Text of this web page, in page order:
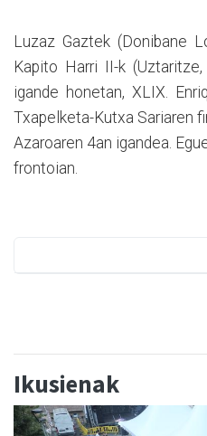
Luzaz Gaztek (Donibane
Kapito Harri II-k
igande honetan, XLIX.
Txapelketa-Kutxa Sariaren
Azaroaren 4an igandea.
frontoian.
Ikusienak